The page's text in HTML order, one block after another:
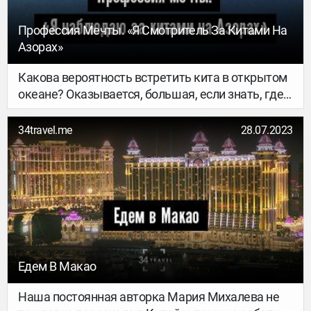
Профессия Мечты. «Я Смотритель За Китами На
Азорах»
Какова вероятность встретить кита в открытом
океане? Оказывается, большая, если знать, где и
как искать. Ребята из проекта HIDRoad
поговорили с Рикардо Карвалью –
португальским вейлспоттером, чья работа
состоит в ежедневном наблюдении за китами в
бинокль.
34travel.me 28.07.2023
Едем В Макао
Наша постоянная авторка Мария Михалева не